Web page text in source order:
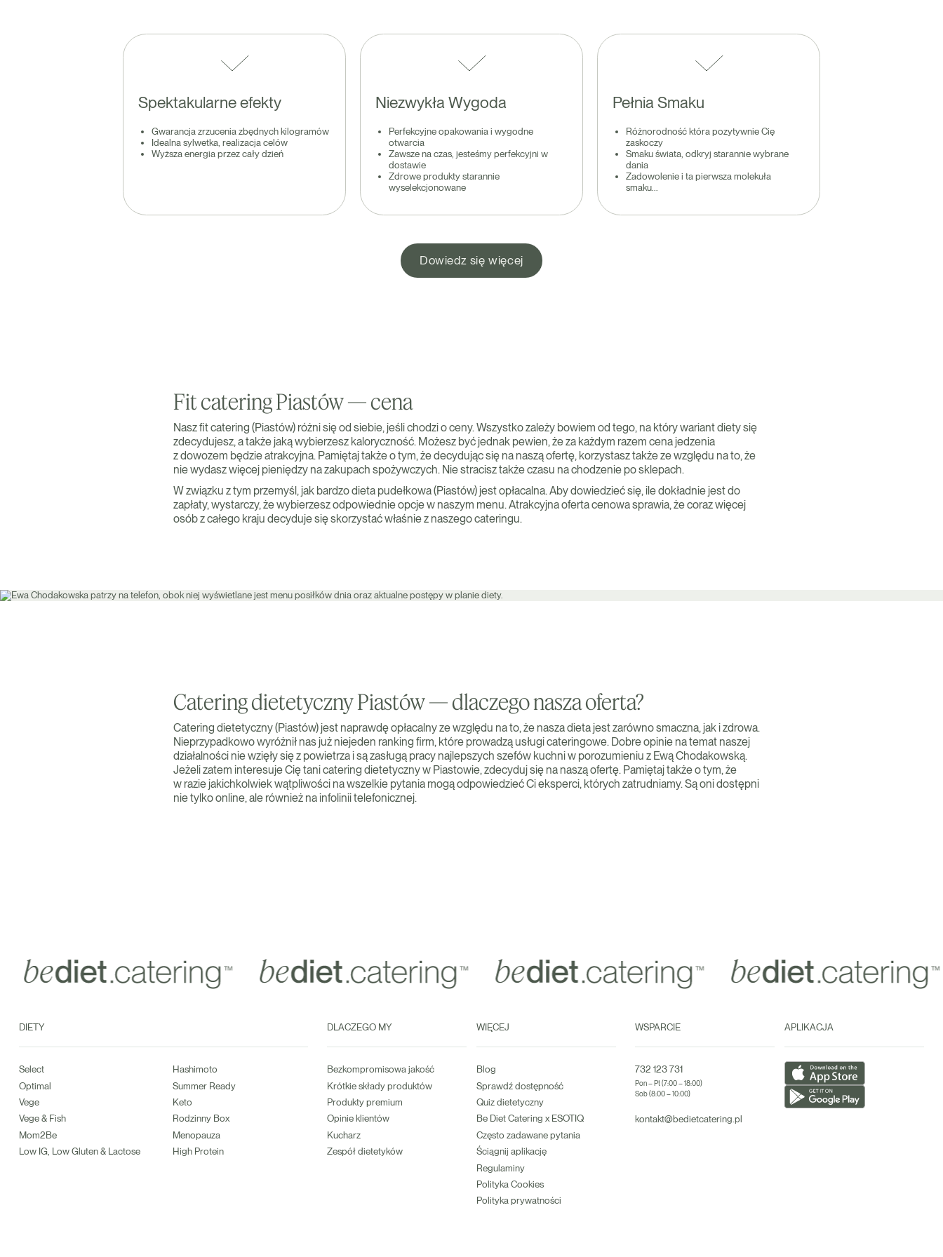
Spektakularne efekty
Gwarancja zrzucenia zbędnych kilogramów
Idealna sylwetka, realizacja celów
Wyższa energia przez cały dzień
Niezwykła Wygoda
Perfekcyjne opakowania i wygodne
otwarcia
Zawsze na czas, jesteśmy perfekcyjni w
dostawie
Zdrowe produkty starannie
wyselekcjonowane
Pełnia Smaku
Różnorodność która pozytywnie Cię
zaskoczy
Smaku świata, odkryj starannie wybrane
dania
Zadowolenie i ta pierwsza molekuła
smaku...
Dowiedz się więcej
Fit catering Piastów — cena
Nasz fit catering (Piastów) różni się od siebie, jeśli chodzi o ceny. Wszystko zależy bowiem od tego, na który wariant diety się
zdecydujesz, a także jaką wybierzesz kaloryczność. Możesz być jednak pewien, że za każdym razem cena jedzenia
z dowozem będzie atrakcyjna. Pamiętaj także o tym, że decydując się na naszą ofertę, korzystasz także ze względu na to, że
nie wydasz więcej pieniędzy na zakupach spożywczych. Nie stracisz także czasu na chodzenie po sklepach.
W związku z tym przemyśl, jak bardzo dieta pudełkowa (Piastów) jest opłacalna. Aby dowiedzieć się, ile dokładnie jest do
zapłaty, wystarczy, że wybierzesz odpowiednie opcje w naszym menu. Atrakcyjna oferta cenowa sprawia, że coraz więcej
osób z całego kraju decyduje się skorzystać właśnie z naszego cateringu.
Catering dietetyczny Piastów — dlaczego nasza oferta?
Catering dietetyczny (Piastów) jest naprawdę opłacalny ze względu na to, że nasza dieta jest zarówno smaczna, jak i zdrowa.
Nieprzypadkowo wyróżnił nas już niejeden ranking firm, które prowadzą usługi cateringowe. Dobre opinie na temat naszej
działalności nie wzięły się z powietrza i są zasługą pracy najlepszych szefów kuchni w porozumieniu z Ewą Chodakowską.
Jeżeli zatem interesuje Cię tani catering dietetyczny w Piastowie, zdecyduj się na naszą ofertę. Pamiętaj także o tym, że
w razie jakichkolwiek wątpliwości na wszelkie pytania mogą odpowiedzieć Ci eksperci, których zatrudniamy. Są oni dostępni
nie tylko online, ale również na infolinii telefonicznej.
DIETY
Select
Optimal
Vege
Vege & Fish
Mom2Be
Low IG, Low Gluten & Lactose
Hashimoto
Summer Ready
Keto
Rodzinny Box
Menopauza
High Protein
DLACZEGO MY
Bezkompromisowa jakość
Krótkie składy produktów
Produkty premium
Opinie klientów
Kucharz
Zespół dietetyków
WIĘCEJ
Blog
Sprawdź dostępność
Quiz dietetyczny
Be Diet Catering x ESOTIQ
Często zadawane pytania
Ściągnij aplikację
Regulaminy
Polityka Cookies
Polityka prywatności
WSPARCIE
732 123 731
Pon – Pt (7:00 – 18:00)
Sob (8:00 – 10:00)
kontakt@bedietcatering.pl
APLIKACJA